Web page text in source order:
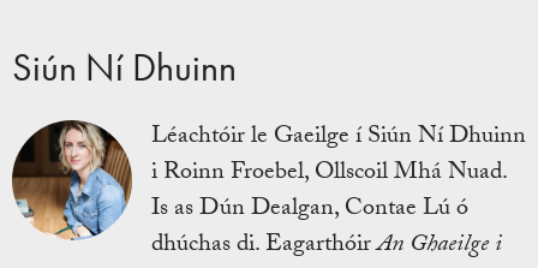
Siún Ní Dhuinn
Léachtóir le Gaeilge í Siún Ní Dhuinn
i Roinn Froebel, Ollscoil Mhá Nuad.
Is as Dún Dealgan, Contae Lú ó
dhúchas di. EagarthóirAn Ghaeilge i